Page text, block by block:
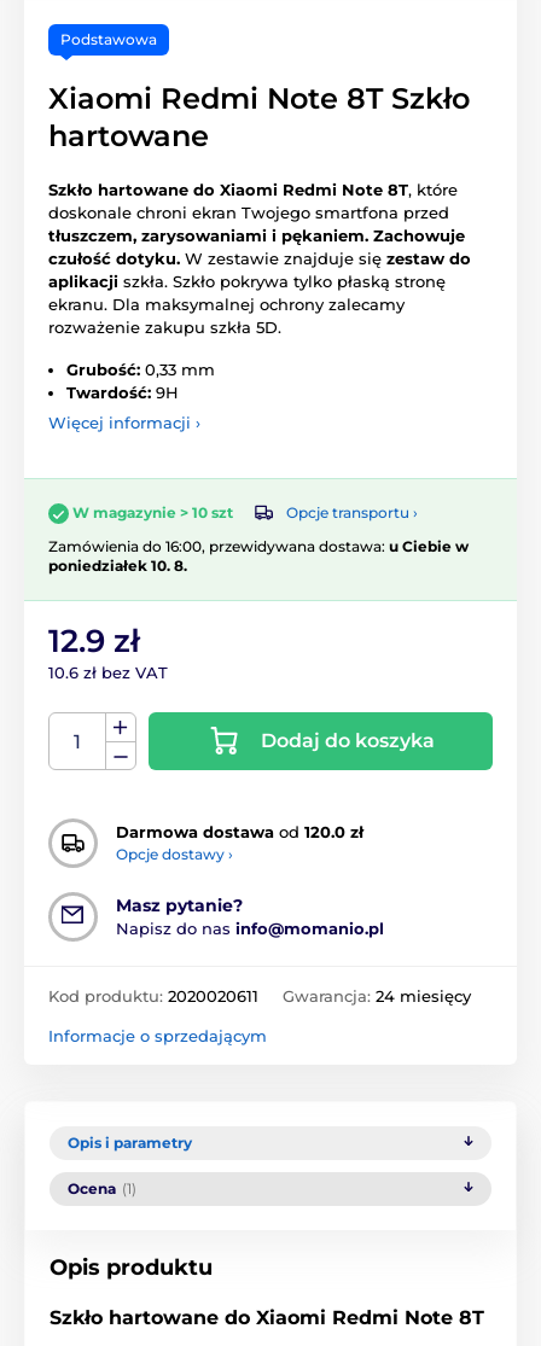
Podstawowa
Xiaomi Redmi Note 8T Szkło
hartowane
Szkło hartowane do Xiaomi Redmi Note 8T, które
doskonale chroni ekran Twojego smartfona przed
tłuszczem, zarysowaniami i pękaniem. Zachowuje
czułość dotyku. W zestawie znajduje się zestaw do
aplikacji szkła. Szkło pokrywa tylko płaską stronę
ekranu. Dla maksymalnej ochrony zalecamy
rozważenie zakupu szkła 5D.
Grubość: 0,33 mm
Twardość: 9H
Więcej informacji ›
W magazynie > 10 szt
Opcje transportu ›
Zamówienia do 16:00, przewidywana dostawa: u Ciebie w
poniedziałek 10. 8.
12.9 zł
10.6 zł bez VAT
Dodaj do koszyka
Darmowa dostawa od 120.0 zł
Opcje dostawy ›
Masz pytanie?
Napisz do nas info@momanio.pl
Kod produktu: 2020020611 Gwarancja: 24 miesięcy
Informacje o sprzedającym
Opis i parametry
Ocena (1)
Opis produktu
Szkło hartowane do Xiaomi Redmi Note 8T